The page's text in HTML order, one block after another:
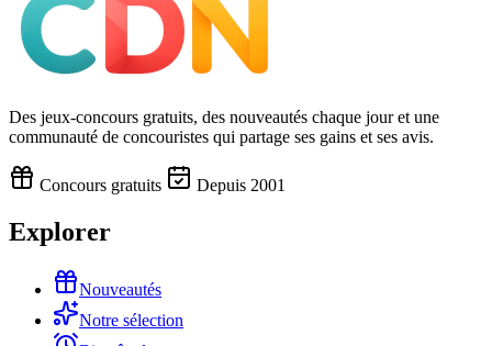
Des jeux-concours gratuits, des nouveautés chaque jour et une
communauté de concouristes qui partage ses gains et ses avis.
Concours gratuits Depuis 2001
Explorer
Nouveautés
Notre sélection